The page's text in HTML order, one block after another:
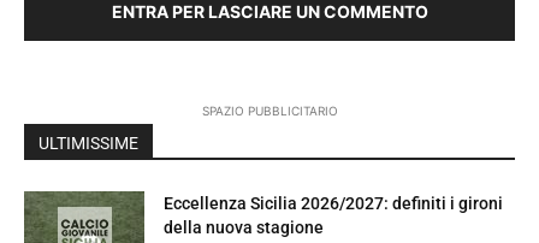
ENTRA PER LASCIARE UN COMMENTO
SPAZIO PUBBLICITARIO
ULTIMISSIME
Eccellenza Sicilia 2026/2027: definiti i gironi
della nuova stagione